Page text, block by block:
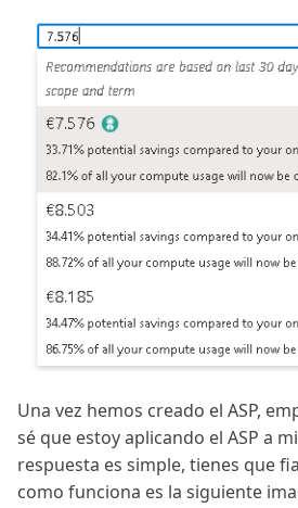
Una vez hemos creado el ASP,
sé que estoy aplicando el ASP a
respuesta es simple, tienes que
como funciona es la siguiente